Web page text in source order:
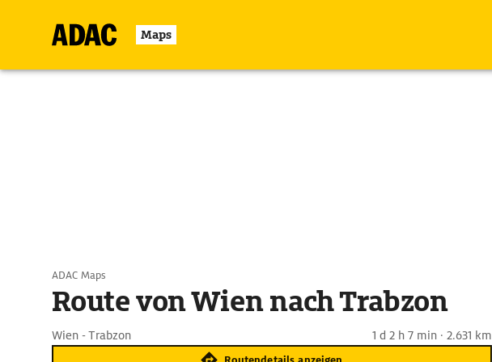
Maps
ADAC Maps
Route von Wien nach Trabzon
Wien - Trabzon 1 d 2 h 7 min · 2.631 km